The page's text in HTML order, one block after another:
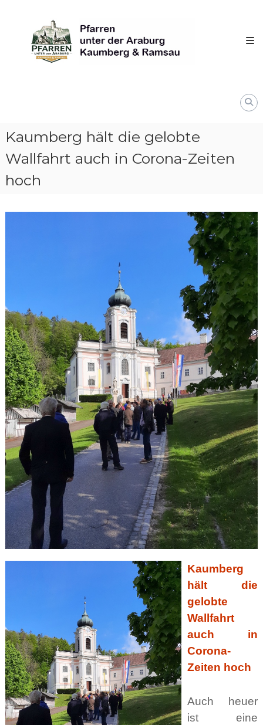
content
unter
derAraburg
Kaumberg
Kaumberg hält die gelobte
Wallfahrt auch in Corona-Zeiten
hoch
Kaumberg
hält die
gelobte
Wallfahrt
auch in
Corona-
Zeiten hoch
Auch heuer
ist eine